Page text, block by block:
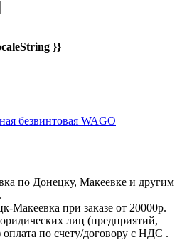
}}
безвинтовая WAGO
по Донецку, Макеевке и другим
Макеевка при заказе от 20000р.
лиц (предприятий,
по счету/договору с НДС .